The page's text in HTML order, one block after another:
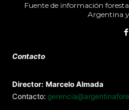
Fuente de información
Argentina
Contacto
Director: Marcelo Almada
Contacto: